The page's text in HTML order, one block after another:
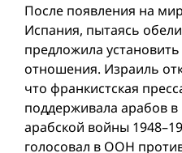
После появления на
Испания, пытаясь
предложила
отношения. Израиль
что франкистская
поддерживала арабов
арабской вой­ны
голосовал в ООН